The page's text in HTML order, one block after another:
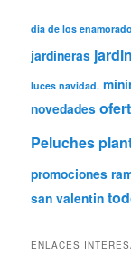
dia de los
jardineras
luces navidad.
novedades
Peluches
promociones
san valentin
ENLACES